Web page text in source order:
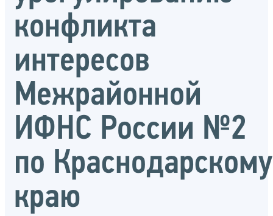
конфликта
интересов
Межрайонной
ИФНС России №2
по Краснодарскому
краю